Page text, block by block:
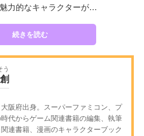
力的なキャラクターが…
続きを読む
う
阪府出身。スーパーファミコン、プ
代からゲーム関連書籍の編集、執筆
連書籍、漫画のキャラクターブック